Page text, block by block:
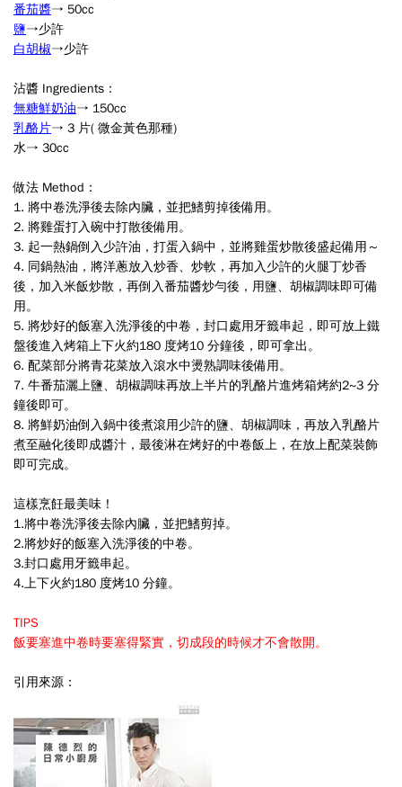
番茄醬→ 50cc
鹽→少許
白胡椒→少許
沾醬 Ingredients：
無糖鮮奶油→ 150cc
乳酪片→ 3 片( 微金黃色那種)
水→ 30cc
做法 Method ：
1. 將中卷洗淨後去除內臟，並把鰭剪掉後備用。
2. 將雞蛋打入碗中打散後備用。
3. 起一熱鍋倒入少許油，打蛋入鍋中，並將雞蛋炒散後盛起備用～
4. 同鍋熱油，將洋蔥放入炒香、炒軟，再加入少許的火腿丁炒香
後，加入米飯炒散，再倒入番茄醬炒勻後，用鹽、胡椒調味即可備
用。
5. 將炒好的飯塞入洗淨後的中卷，封口處用牙籤串起，即可放上鐵
盤後進入烤箱上下火約180 度烤10 分鐘後，即可拿出。
6. 配菜部分將青花菜放入滾水中燙熟調味後備用。
7. 牛番茄灑上鹽、胡椒調味再放上半片的乳酪片進烤箱烤約2~3 分
鐘後即可。
8. 將鮮奶油倒入鍋中後煮滾用少許的鹽、胡椒調味，再放入乳酪片
煮至融化後即成醬汁，最後淋在烤好的中卷飯上，在放上配菜裝飾
即可完成。
這樣烹飪最美味！
1.將中卷洗淨後去除內臟，並把鰭剪掉。
2.將炒好的飯塞入洗淨後的中卷。
3.封口處用牙籤串起。
4.上下火約180 度烤10 分鐘。
TIPS
飯要塞進中卷時要塞得緊實，切成段的時候才不會散開。
引用來源：